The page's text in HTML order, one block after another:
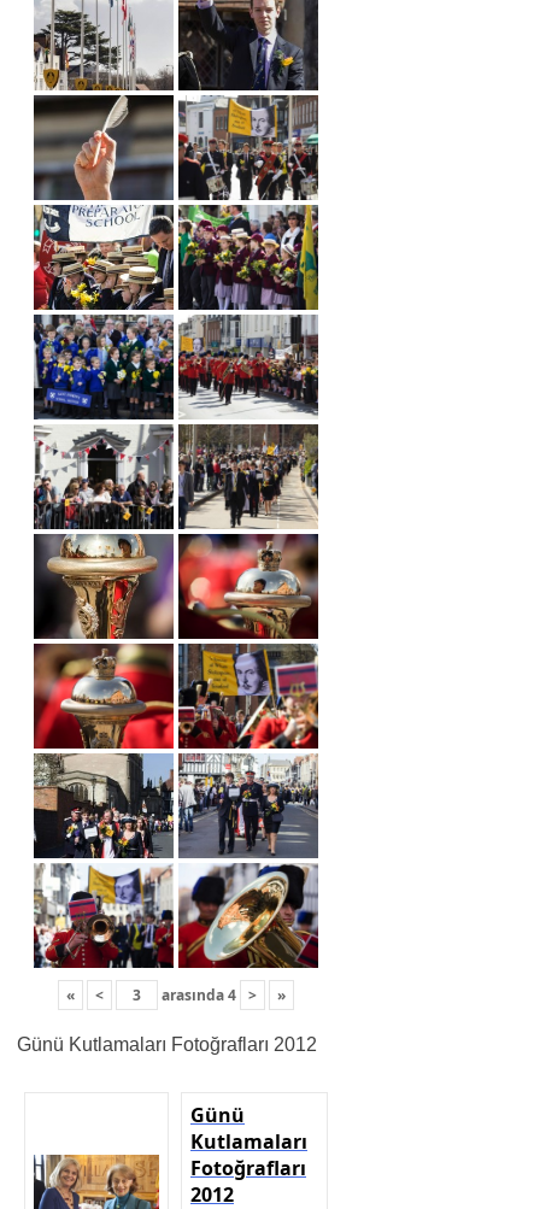
« < arasında4 > »
Günü Kutlamaları Fotoğrafları 2012
Günü
Kutlamaları
Fotoğrafları
2012